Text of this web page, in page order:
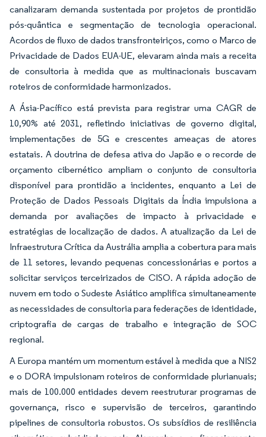
canalizaram demanda sustentada por projetos de prontidão
pós-quântica e segmentação de tecnologia operacional.
Acordos de fluxo de dados transfronteiriços, como o Marco de
Privacidade de Dados EUA-UE, elevaram ainda mais a receita
de consultoria à medida que as multinacionais buscavam
roteiros de conformidade harmonizados.
A Ásia-Pacífico está prevista para registrar uma CAGR de
10,90% até 2031, refletindo iniciativas de governo digital,
implementações de 5G e crescentes ameaças de atores
estatais. A doutrina de defesa ativa do Japão e o recorde de
orçamento cibernético ampliam o conjunto de consultoria
disponível para prontidão a incidentes, enquanto a Lei de
Proteção de Dados Pessoais Digitais da Índia impulsiona a
demanda por avaliações de impacto à privacidade e
estratégias de localização de dados. A atualização da Lei de
Infraestrutura Crítica da Austrália amplia a cobertura para mais
de 11 setores, levando pequenas concessionárias e portos a
solicitar serviços terceirizados de CISO. A rápida adoção de
nuvem em todo o Sudeste Asiático amplifica simultaneamente
as necessidades de consultoria para federações de identidade,
criptografia de cargas de trabalho e integração de SOC
regional.
A Europa mantém um momentum estável à medida que a NIS2
e o DORA impulsionam roteiros de conformidade plurianuais;
mais de 100.000 entidades devem reestruturar programas de
governança, risco e supervisão de terceiros, garantindo
pipelines de consultoria robustos. Os subsídios de resiliência